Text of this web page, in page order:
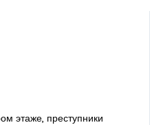
этаже, преступники